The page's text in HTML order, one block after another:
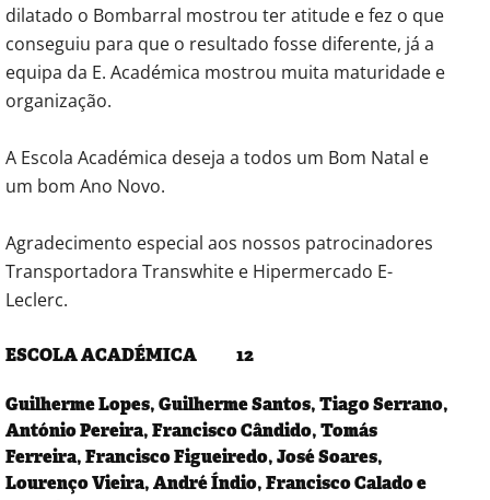
dilatado o Bombarral mostrou ter atitude e fez o que
conseguiu para que o resultado fosse diferente, já a
equipa da E. Académica mostrou muita maturidade e
organização.
A Escola Académica deseja a todos um Bom Natal e
um bom Ano Novo.
Agradecimento especial aos nossos patrocinadores
Transportadora Transwhite e Hipermercado E-
Leclerc.
ESCOLA ACADÉMICA 12
Guilherme Lopes, Guilherme Santos, Tiago Serrano,
António Pereira, Francisco Cândido, Tomás
Ferreira, Francisco Figueiredo, José Soares,
Lourenço Vieira, André Índio, Francisco Calado e